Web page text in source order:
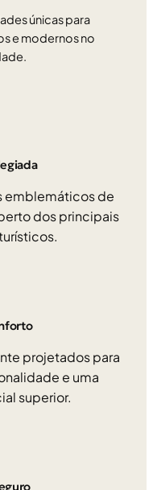
únicas para
e modernos no
emblemáticos de
dos principais
projetados para
e uma
superior.